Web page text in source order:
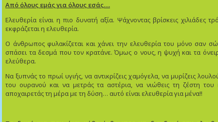
Από όλους εμάς για όλους εσάς….
Ελευθερία είναι η πιο δυνατή αξία. Ψάχνοντας βρίσκεις χιλιάδες
εκφράζεται η ελευθερία.
Ο άνθρωπος φυλακίζεται και χάνει την ελευθερία του μόνο σαν
σπάσει τα δεσμά που τον κρατάνε. Όμως ο νους, η ψυχή και τα
ελεύθερα.
Να ξυπνάς το πρωί υγιής, να αντικρίζεις χαμόγελα, να μυρίζεις
του ουρανού και να μετράς τα αστέρια, να νιώθεις τη ζέστη
αποχαιρετάς τη μέρα με τη δύση… αυτό είναι ελευθερία για μένα!!